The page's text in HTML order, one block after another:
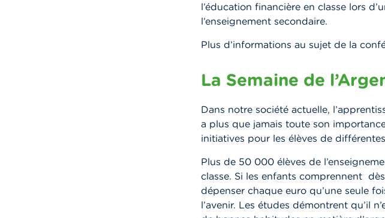
l’éducation financière en classe lors
l’enseignement secondaire.
Plus d’informations au sujet de la
La Semaine de
Dans notre société actuelle,
a plus que jamais toute son
initiatives pour les élèves de
Plus de 50 000 élèves de
classe. Si les enfants comprennent
dépenser chaque euro qu’une seule
l’avenir. Les études démontrent qu’il